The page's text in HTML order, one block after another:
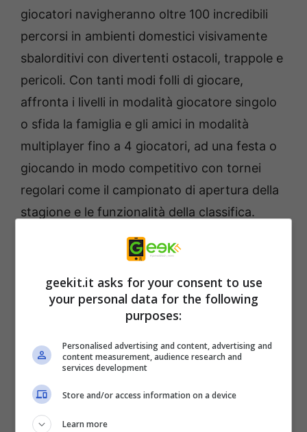
giocatori navigheranno oltre 100 incredibili
percorsi in ambienti domestici visivamente
sbalorditivi con divertenti ostacoli, trappole e
pericoli. Con tanti modi folli di giocare,
affronta i livelli in modalità giocatore singolo
o sfida la famiglia e gli amici in modalità
multiplayer fino a 4 giocatori, ad una festa o
giocando in modo competitivo con tornei
regolari come il campionato di apertura della
stagione e le funzionalità della classifica.
Sviluppato con Unreal 5,House of Golf
prende l’approccio divertente del minigolf e
geekit.it asks for your consent to use
your personal data for the following
purposes:
Personalised advertising and content, advertising and
content measurement, audience research and
services development
Store and/or access information on a device
Learn more